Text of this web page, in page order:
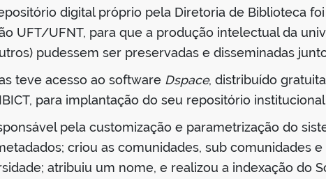
digital próprio pela Diretoria de Biblioteca
UFT/UFNT, para que a produção intelectual da
pudessem ser preservadas e disseminadas
teve acesso ao software Dspace, distribuído
para implantação do seu repositório
pela customização e parametrização do
criou as comunidades, sub comunidades
atribuiu um nome, e realizou a indexação do